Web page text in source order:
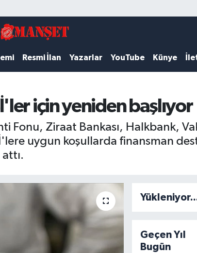
Resmi İlan Yazarlar YouTube Künye
için yeniden başlıyor
Fonu, Ziraat Bankası, Halkbank,
uygun koşullarda finansman
Geçen Yıl
Bugün